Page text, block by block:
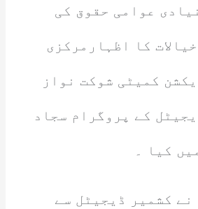
عوامی حقوق کی
کا اظہارمرکزی
کمیٹی شوکت نواز
کے پروگرام سجاد
کیا ۔
کشمیر ڈیجیٹل سے